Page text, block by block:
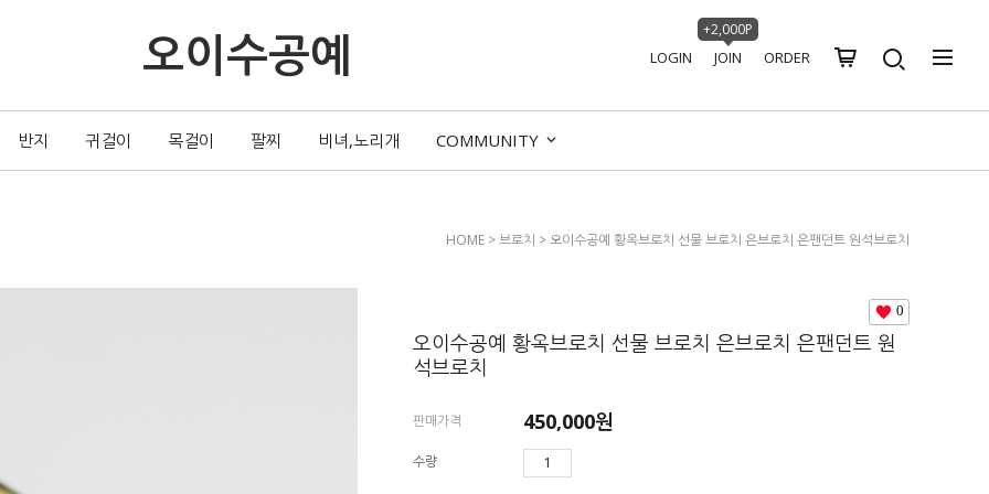
오이수공예 LOGIN JOIN
+2,000P
ORDER
반지 귀걸이 목걸이 팔찌 비녀,노리개 COMMUNITY
HOME >브로치 > 오이수공예 황옥브로치 선물 브로치 은브로치 은팬던트 원석브로치
0
오이수공예 황옥브로치 선물 브로치 은브로치 은팬던트 원
석브로치
판매가격 450,000원
수량